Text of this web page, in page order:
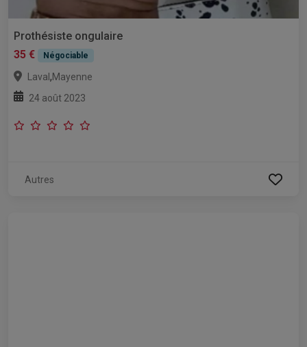
Prothésiste ongulaire
35 €
Négociable
Laval ,Mayenne
24 août 2023
Autres